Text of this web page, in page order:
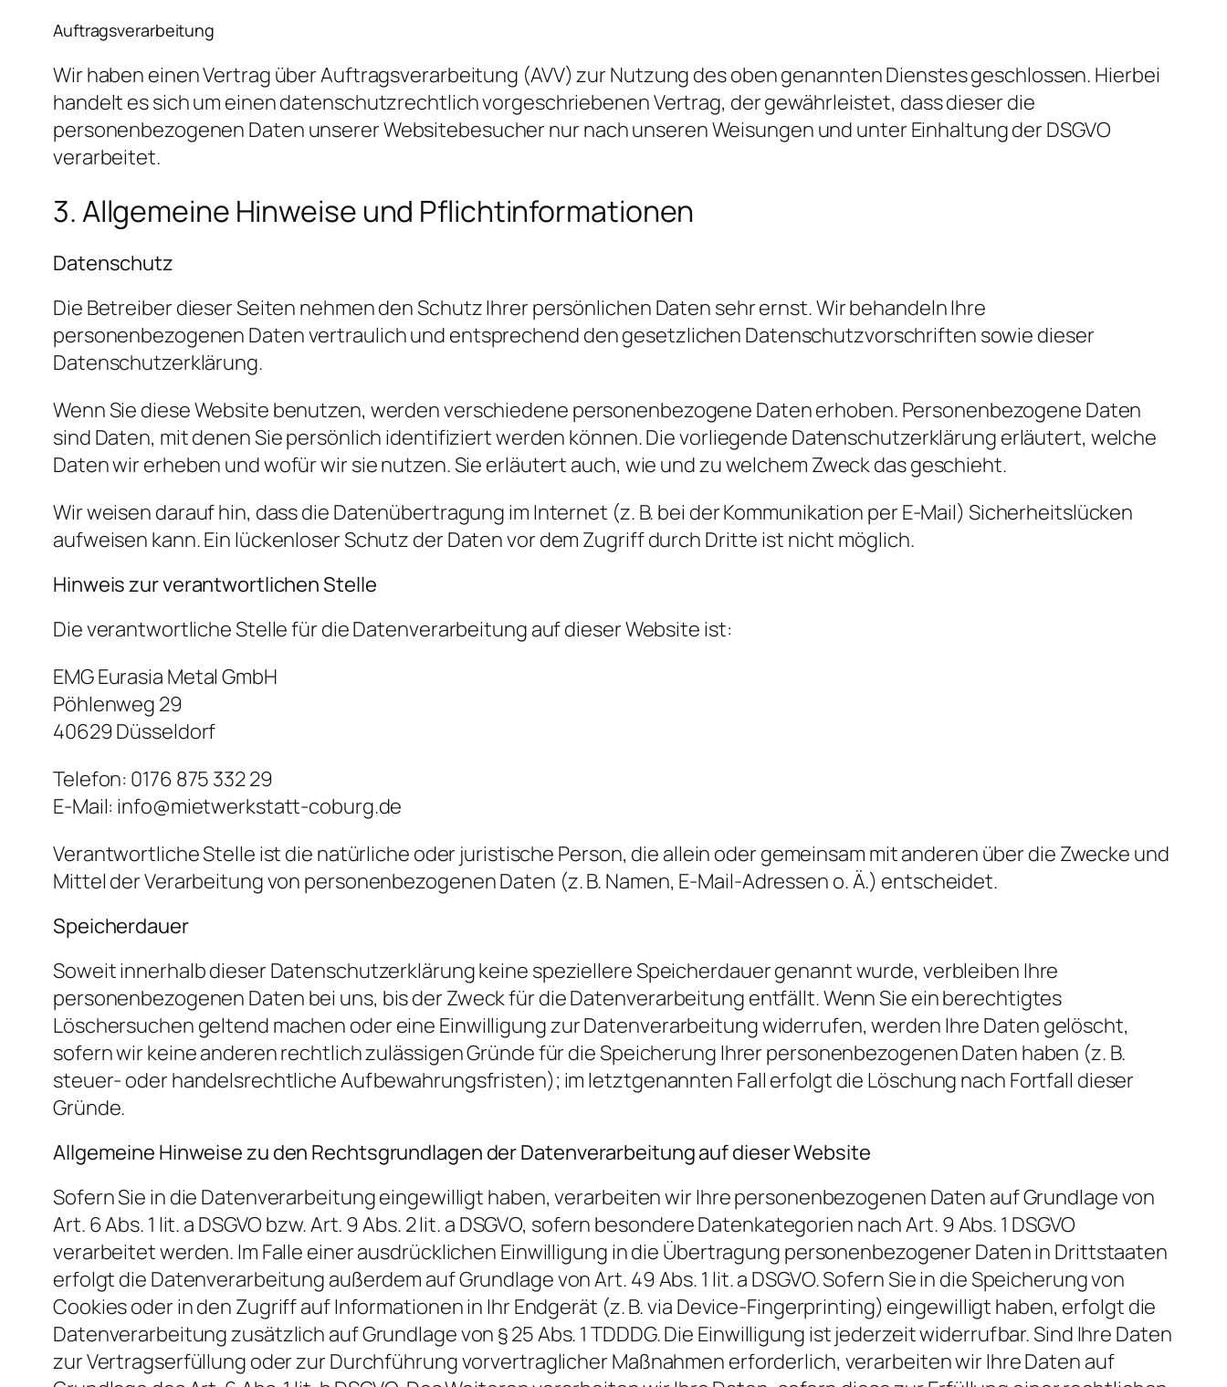
Auftragsverarbeitung
Wir haben einen Vertrag über Auftragsverarbeitung (AVV) zur Nutzung des oben genannten Dienstes geschlossen. Hierbei
handelt es sich um einen datenschutzrechtlich vorgeschriebenen Vertrag, der gewährleistet, dass dieser die
personenbezogenen Daten unserer Websitebesucher nur nach unseren Weisungen und unter Einhaltung der DSGVO
verarbeitet.
3. Allgemeine Hinweise und Pflicht­informationen
Datenschutz
Die Betreiber dieser Seiten nehmen den Schutz Ihrer persönlichen Daten sehr ernst. Wir behandeln Ihre
personenbezogenen Daten vertraulich und entsprechend den gesetzlichen Datenschutzvorschriften sowie dieser
Datenschutzerklärung.
Wenn Sie diese Website benutzen, werden verschiedene personenbezogene Daten erhoben. Personenbezogene Daten
sind Daten, mit denen Sie persönlich identifiziert werden können. Die vorliegende Datenschutzerklärung erläutert, welche
Daten wir erheben und wofür wir sie nutzen. Sie erläutert auch, wie und zu welchem Zweck das geschieht.
Wir weisen darauf hin, dass die Datenübertragung im Internet (z. B. bei der Kommunikation per E-Mail) Sicherheitslücken
aufweisen kann. Ein lückenloser Schutz der Daten vor dem Zugriff durch Dritte ist nicht möglich.
Hinweis zur verantwortlichen Stelle
Die verantwortliche Stelle für die Datenverarbeitung auf dieser Website ist:
EMG Eurasia Metal GmbH
Pöhlenweg 29
40629 Düsseldorf
Telefon: 0176 875 332 29
E-Mail: info@mietwerkstatt-coburg.de
Verantwortliche Stelle ist die natürliche oder juristische Person, die allein oder gemeinsam mit anderen über die Zwecke und
Mittel der Verarbeitung von personenbezogenen Daten (z. B. Namen, E-Mail-Adressen o. Ä.) entscheidet.
Speicherdauer
Soweit innerhalb dieser Datenschutzerklärung keine speziellere Speicherdauer genannt wurde, verbleiben Ihre
personenbezogenen Daten bei uns, bis der Zweck für die Datenverarbeitung entfällt. Wenn Sie ein berechtigtes
Löschersuchen geltend machen oder eine Einwilligung zur Datenverarbeitung widerrufen, werden Ihre Daten gelöscht,
sofern wir keine anderen rechtlich zulässigen Gründe für die Speicherung Ihrer personenbezogenen Daten haben (z. B.
steuer- oder handelsrechtliche Aufbewahrungsfristen); im letztgenannten Fall erfolgt die Löschung nach Fortfall dieser
Gründe.
Allgemeine Hinweise zu den Rechtsgrundlagen der Datenverarbeitung auf dieser Website
Sofern Sie in die Datenverarbeitung eingewilligt haben, verarbeiten wir Ihre personenbezogenen Daten auf Grundlage von
Art. 6 Abs. 1 lit. a DSGVO bzw. Art. 9 Abs. 2 lit. a DSGVO, sofern besondere Datenkategorien nach Art. 9 Abs. 1 DSGVO
verarbeitet werden. Im Falle einer ausdrücklichen Einwilligung in die Übertragung personenbezogener Daten in Drittstaaten
erfolgt die Datenverarbeitung außerdem auf Grundlage von Art. 49 Abs. 1 lit. a DSGVO. Sofern Sie in die Speicherung von
Cookies oder in den Zugriff auf Informationen in Ihr Endgerät (z. B. via Device-Fingerprinting) eingewilligt haben, erfolgt die
Datenverarbeitung zusätzlich auf Grundlage von § 25 Abs. 1 TDDDG. Die Einwilligung ist jederzeit widerrufbar. Sind Ihre Daten
zur Vertragserfüllung oder zur Durchführung vorvertraglicher Maßnahmen erforderlich, verarbeiten wir Ihre Daten auf